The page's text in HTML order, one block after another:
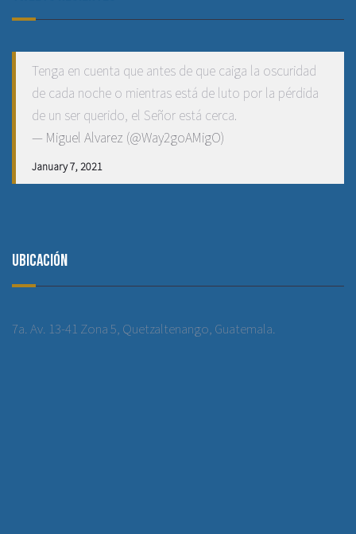
Tenga en cuenta que antes de que caiga la oscuridad
de cada noche o mientras está de luto por la pérdida
de un ser querido, el Señor está cerca.
— Miguel Alvarez (@Way2goAMigO)
January 7, 2021
Ubicación
7a. Av. 13-41 Zona 5, Quetzaltenango, Guatemala.